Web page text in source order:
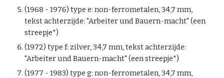
(1968 - 1976) type e: non-ferrometalen, 34,7 mm,
tekst achterzijde: "Arbeiter und Bauern-macht" (een
streepje*)
(1972) type f: zilver, 34,7 mm, tekst achterzijde:
"Arbeiter und Bauern-macht" (een streepje*)
(1977 - 1983) type g: non-ferrometalen, 34,7 mm,